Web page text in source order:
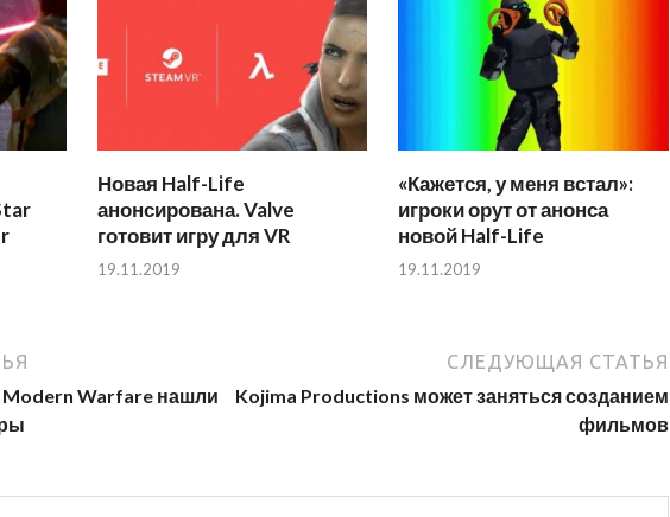
Новая Half-Life
анонсирована. Valve
готовит игру для VR
19.11.2019
«Кажется, у меня встал»:
игроки орут от анонса
новой Half-Life
19.11.2019
Warfare нашли
СЛЕДУЮЩАЯ СТАТЬЯ
Kojima Productions может заняться созданием
фильмов